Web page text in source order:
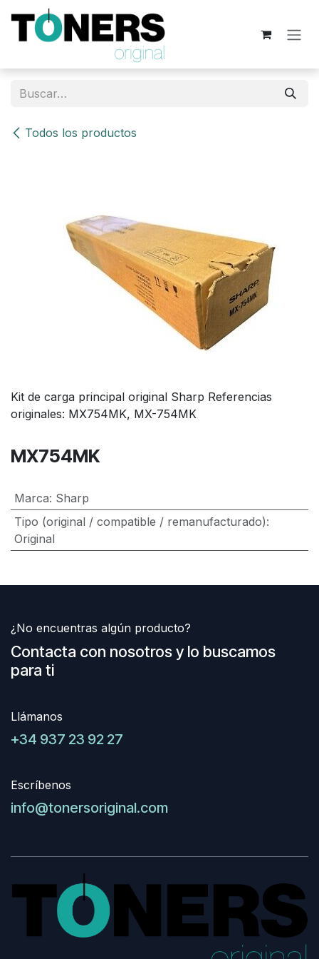
Ir al contenido
Todos los productos
Kit de carga principal original Sharp Referencias
originales: MX754MK, MX-754MK
MX754MK
Marca: Sharp
Tipo (original / compatible / remanufacturado):
Original
¿No encuentras algún producto?
Contacta con nosotros y lo buscamos
para ti
Llámanos
+34 937 23 92 27
Escríbenos
info@tonersoriginal.com